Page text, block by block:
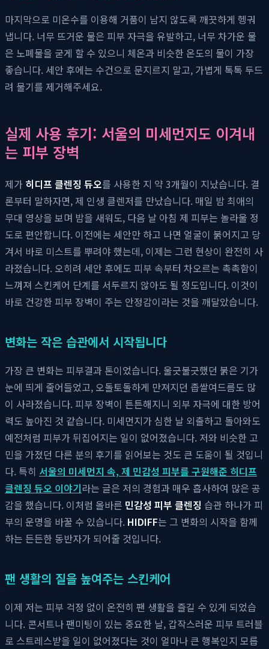
마지막으로 미온수를 이용해 거품이 남지 않도록 깨끗하게 헹궈
냅니다. 너무 뜨거운 물은 피부 자극을 유발하고, 너무 차가운 물
은 노폐물을 굳게 할 수 있으니 체온과 비슷한 온도의 물이 가장
좋습니다. 세안 후에는 수건으로 문지르지 말고, 가볍게 톡톡 두드
려 물기를 제거해주세요.
실제 사용 후기: 서울의 미세먼지도 이겨내
는 피부 장벽
제가 히디프 클렌징 듀오를 사용한 지 약 3개월이 지났습니다. 결
론부터 말하자면, 제 인생 클렌저를 만났습니다. 매일 밤 최애의
무대 영상을 보며 밤을 새워도, 다음 날 아침 제 피부는 놀라울 정
도로 편안합니다. 이전에는 세안만 하고 나면 얼굴이 붉어지고 당
겨서 바로 미스트를 뿌려야 했는데, 이제는 그런 현상이 완전히 사
라졌습니다. 오히려 세안 후에도 피부 속부터 차오르는 촉촉함이
느껴져 스킨케어 단계를 서두르지 않아도 될 정도입니다. 이것이
바로 건강한 피부 장벽이 주는 안정감이라는 것을 깨달았습니다.
변화는 작은 습관에서 시작됩니다
가장 큰 변화는 피부결과 톤이었습니다. 울긋불긋했던 붉은 기가
눈에 띄게 줄어들었고, 오돌토돌하게 만져지던 좁쌀여드름도 많
이 사라졌습니다. 피부 장벽이 튼튼해지니 외부 자극에 대한 방어
력도 높아진 것 같습니다. 미세먼지가 심한 날 외출하고 돌아와도
예전처럼 피부가 뒤집어지는 일이 없어졌습니다. 저와 비슷한 고
민을 가졌던 다른 분의 후기를 읽어보는 것도 큰 도움이 될 것입니
다. 특히 서울의 미세먼지 속, 제 민감성 피부를 구원해준 히디프
클렌징 듀오 이야기라는 글은 저의 경험과 매우 흡사하여 많은 공
감을 했습니다. 이처럼 올바른 민감성 피부 클렌징 습관 하나가 피
부의 운명을 바꿀 수 있습니다. HIDIFF는 그 변화의 시작을 함께
하는 든든한 동반자가 되어줄 것입니다.
팬 생활의 질을 높여주는 스킨케어
이제 저는 피부 걱정 없이 온전히 팬 생활을 즐길 수 있게 되었습
니다. 콘서트나 팬미팅이 있는 중요한 날, 갑작스러운 피부 트러블
로 스트레스받을 일이 없어졌다는 것이 얼마나 큰 행복인지 모릅